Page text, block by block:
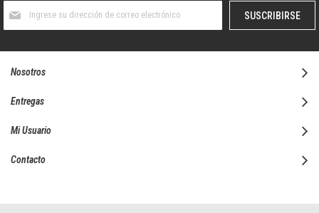
boletín
SUSCRIBIRSE
Nosotros
Entregas
Mi Usuario
Contacto